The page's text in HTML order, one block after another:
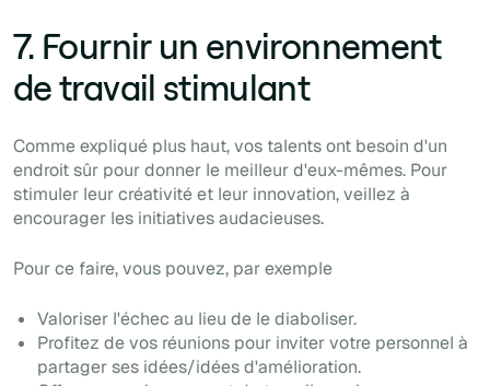
7. Fournir un environnement
de travail stimulant
Comme expliqué plus haut, vos talents ont besoin d'un
endroit sûr pour donner le meilleur d'eux-mêmes. Pour
stimuler leur créativité et leur innovation, veillez à
encourager les initiatives audacieuses.
Pour ce faire, vous pouvez, par exemple
Valoriser l'échec au lieu de le diaboliser.
Profitez de vos réunions pour inviter votre personnel à
partager ses idées/idées d'amélioration.